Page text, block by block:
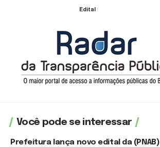
Edital
Você pode se interessar
Prefeitura lança novo edital da (PNAB)